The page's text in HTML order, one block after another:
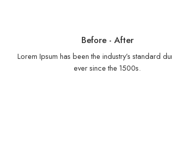
Before - After
Lorem Ipsum has been the industry’s standard
ever since the 1500s.